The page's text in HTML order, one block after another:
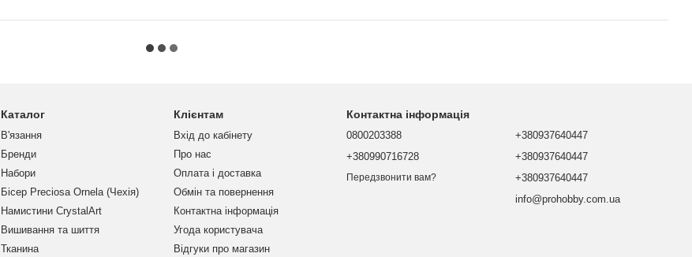
Каталог
В'язання
Бренди
Набори
Бісер Preciosa Ornela (Чехія)
Намистини CrystalArt
Вишивання та шиття
Тканина
Клієнтам
Вхід до кабінету
Про нас
Оплата і доставка
Обмін та повернення
Контактна інформація
Угода користувача
Відгуки про магазин
Контактна інформація
0800203388
+380990716728
Передзвонити вам?
+380937640447
+380937640447
+380937640447
info@prohobby.com.ua